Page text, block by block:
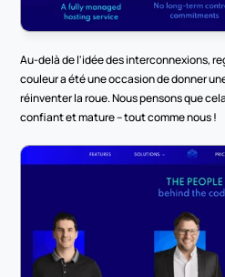
Au-delà de l'idée des interconnexions,
couleur a été une occasion de donner
réinventer la roue. Nous pensons que
confiant et mature – tout comme nous !